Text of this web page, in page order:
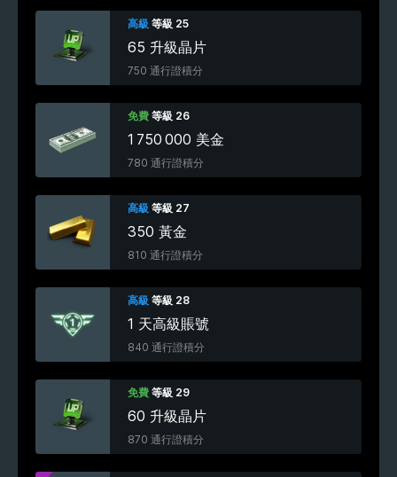
高級 等級 25
65 升級晶片
750 通行證積分
免費 等級 26
1 750 000 美金
780 通行證積分
高級 等級 27
350 黃金
810 通行證積分
高級 等級 28
1 天高級賬號
840 通行證積分
免費 等級 29
60 升級晶片
870 通行證積分